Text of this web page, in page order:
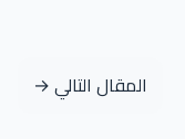
المقال التالي →